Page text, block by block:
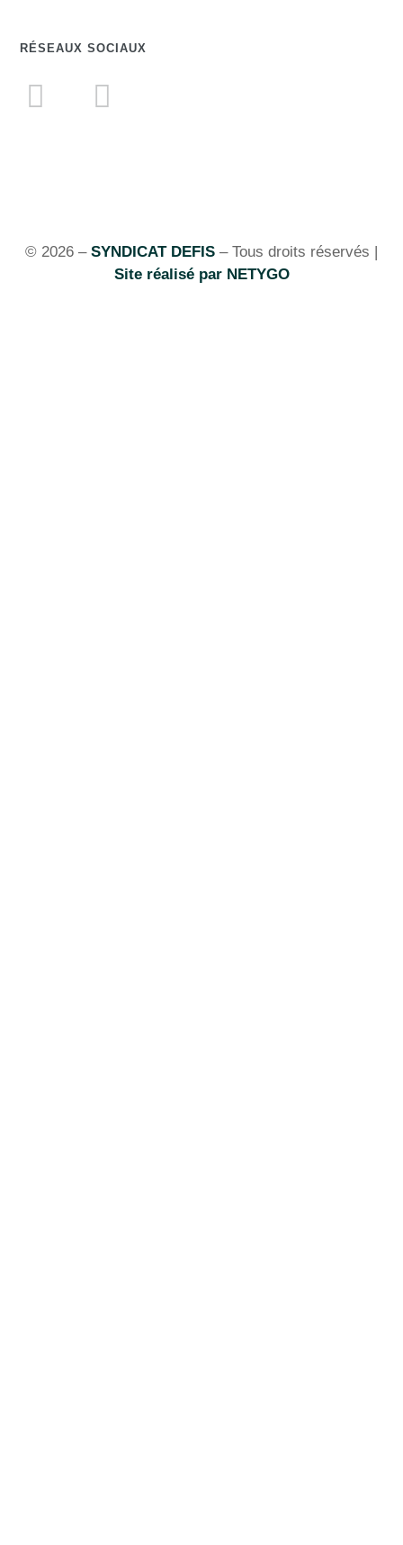
RÉSEAUX SOCIAUX
© 2026 – SYNDICAT DEFIS – Tous droits réservés |
Site réalisé par NETYGO